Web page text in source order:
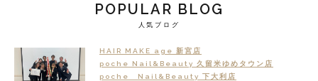
POPULAR BLOG
人気ブログ
HAIR MAKE age 新宮店
poche Nail&Beauty 久留米ゆめタウン店
poche Nail&Beauty 下大利店